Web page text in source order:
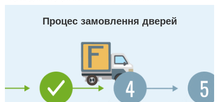
Процес замовлення дверей